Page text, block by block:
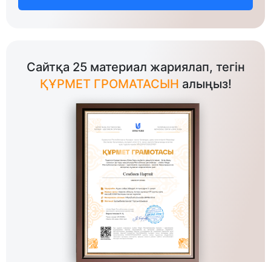
Сайтқа 25 материал жариялап, тегін
ҚҰРМЕТ ГРОМАТАСЫН алыңыз!